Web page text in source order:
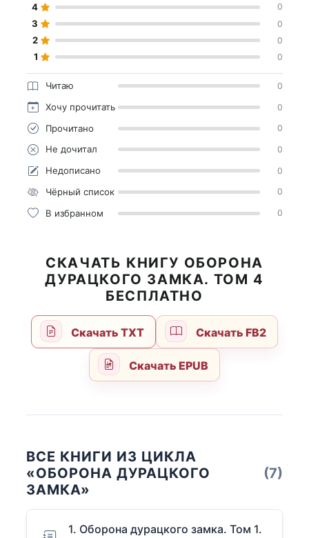
4 0
3 0
2 0
1 0
Читаю 0
Хочу прочитать 0
Прочитано 0
Не дочитал 0
Недописано 0
Чёрный список 0
В избранном 0
СКАЧАТЬ КНИГУ ОБОРОНА
ДУРАЦКОГО ЗАМКА. ТОМ 4
БЕСПЛАТНО
Скачать TXT Скачать FB2
Скачать EPUB
ВСЕ КНИГИ ИЗ ЦИКЛА
«ОБОРОНА ДУРАЦКОГО
ЗАМКА»
(7)
1. Оборона дурацкого замка. Том 1.